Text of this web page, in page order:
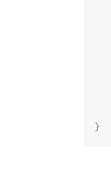
}